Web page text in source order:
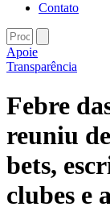
Contato
Apoie
Transparência
Febre
reuniu
bets,
clubes e